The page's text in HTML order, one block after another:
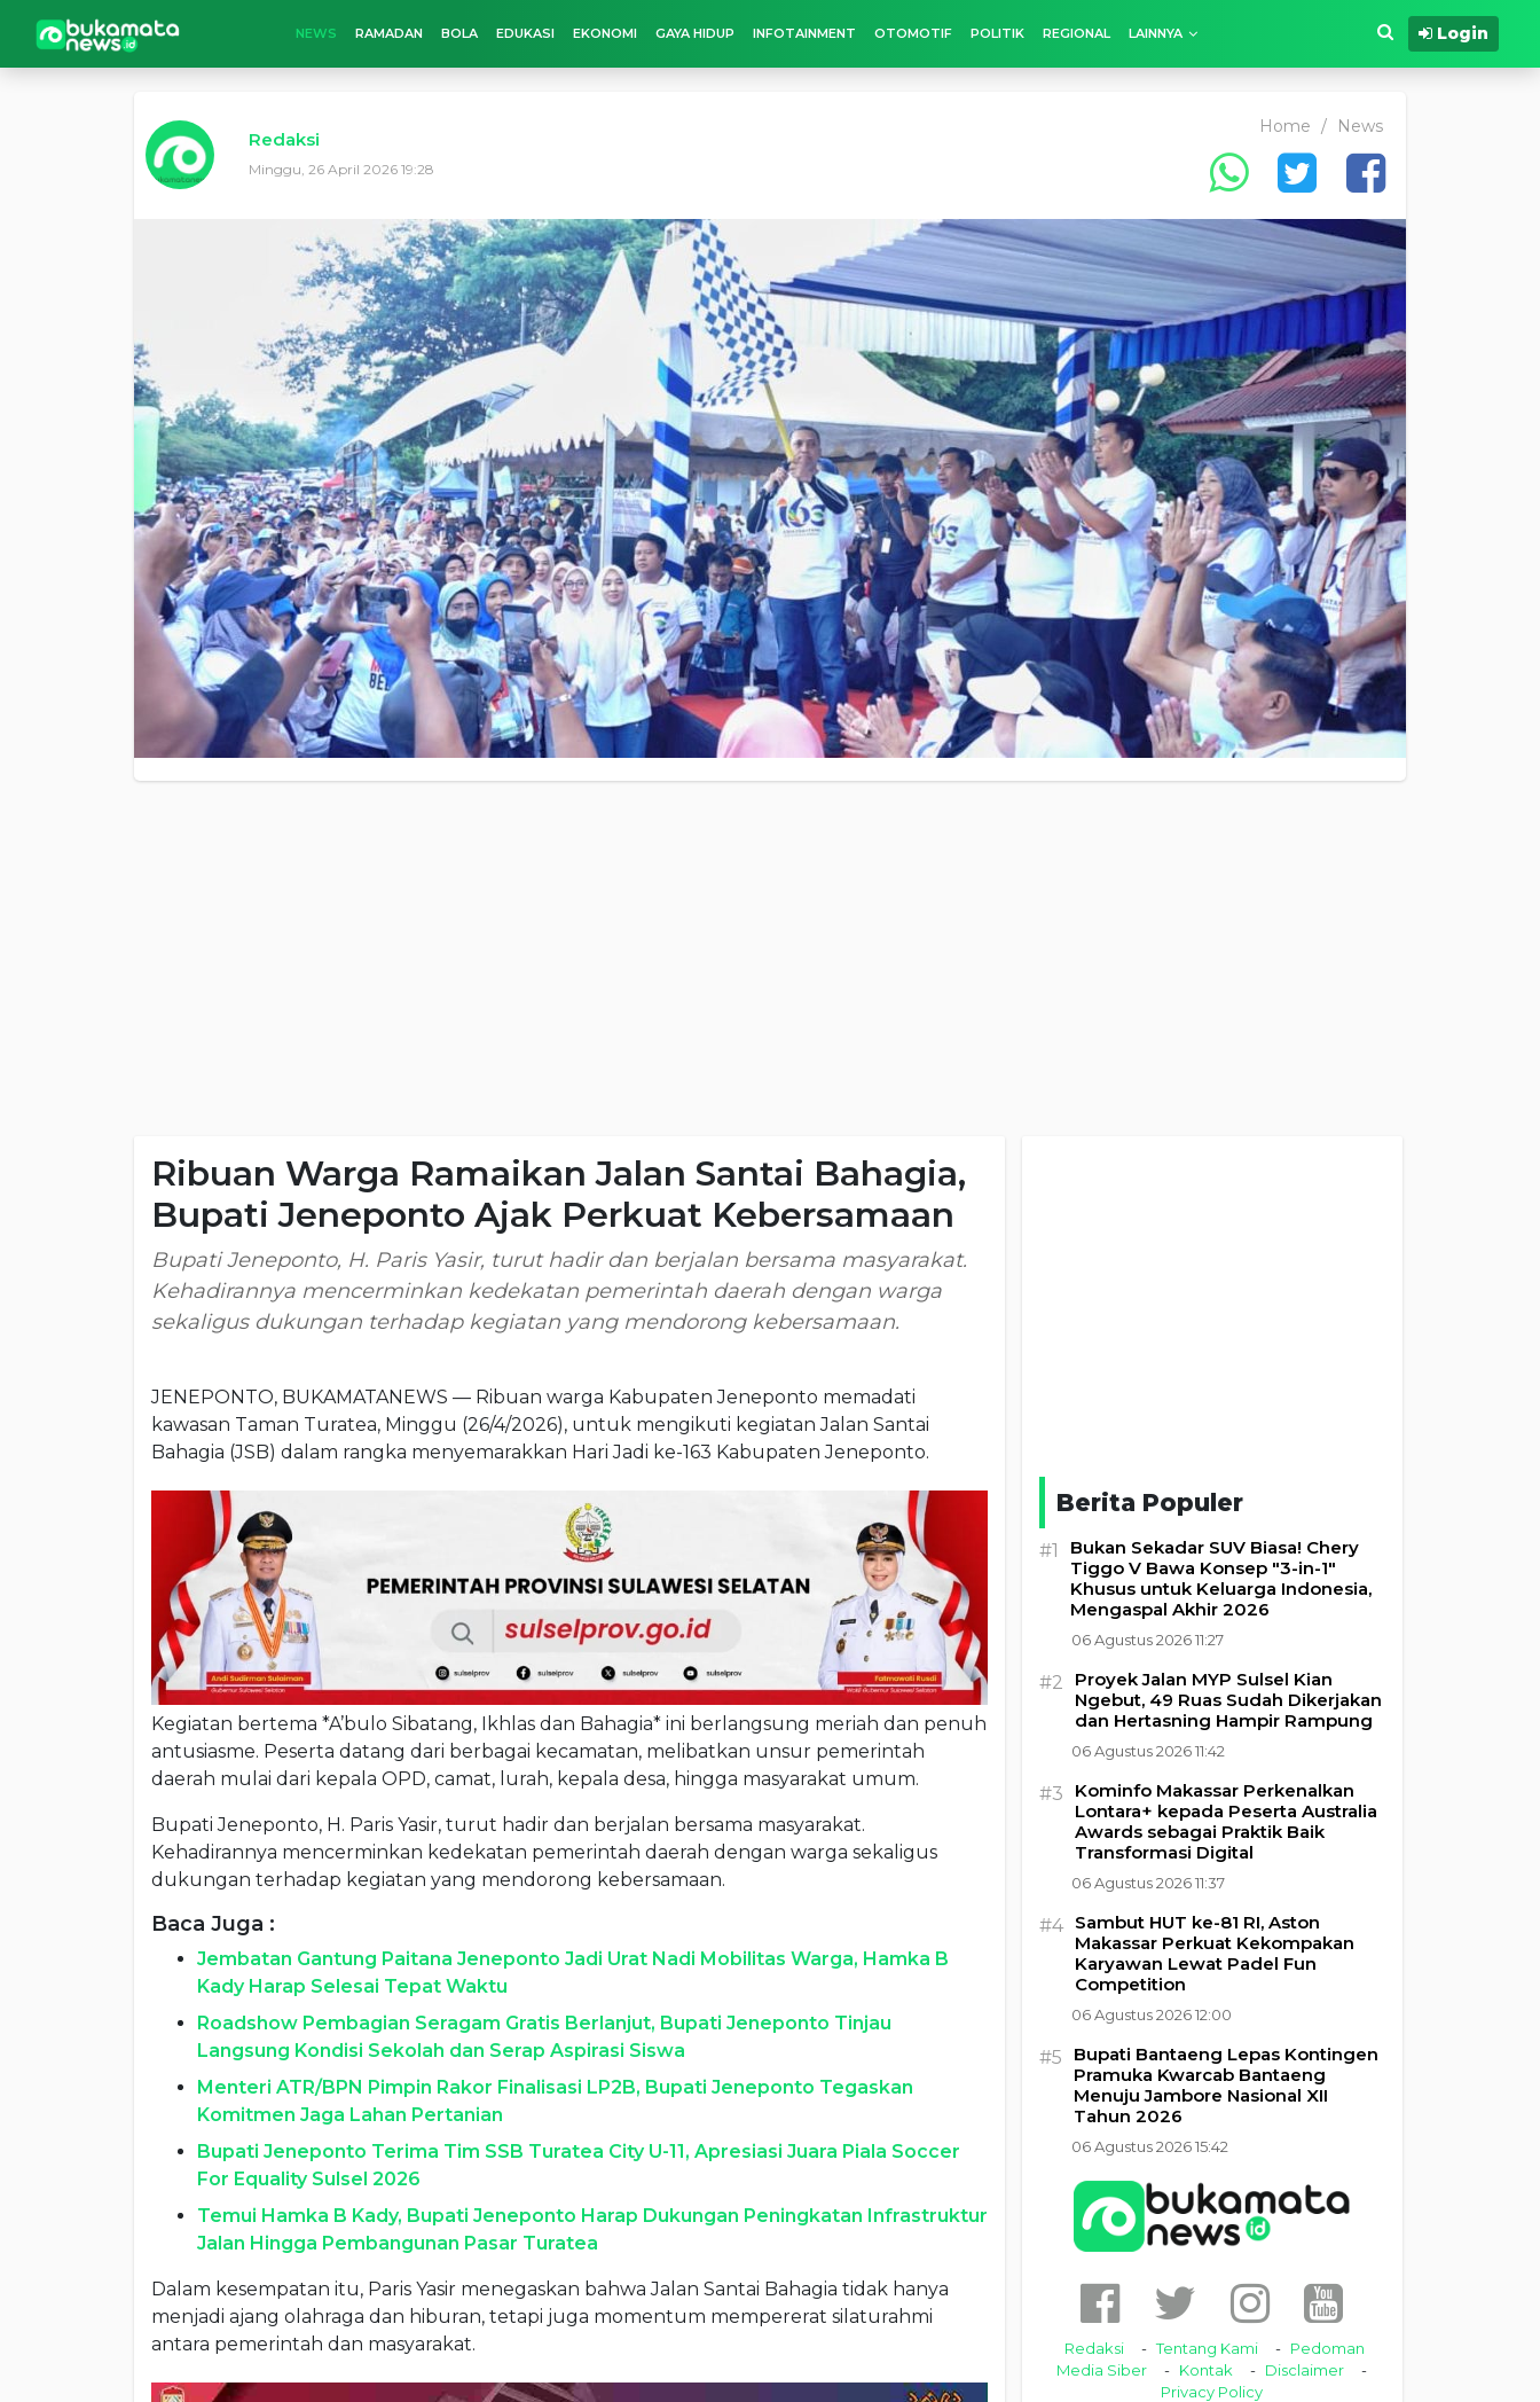
NEWS RAMADAN BOLA EDUKASI EKONOMI GAYA HIDUP INFOTAINMENT OTOMOTIF POLITIK REGIONAL LAINNYA Login
Redaksi
Minggu, 26 April 2026 19:28
Home / News
Ribuan Warga Ramaikan Jalan Santai Bahagia,
Bupati Jeneponto Ajak Perkuat Kebersamaan
Bupati Jeneponto, H. Paris Yasir, turut hadir dan berjalan bersama masyarakat.
Kehadirannya mencerminkan kedekatan pemerintah daerah dengan warga
sekaligus dukungan terhadap kegiatan yang mendorong kebersamaan.
JENEPONTO, BUKAMATANEWS — Ribuan warga Kabupaten Jeneponto memadati
kawasan Taman Turatea, Minggu (26/4/2026), untuk mengikuti kegiatan Jalan Santai
Bahagia (JSB) dalam rangka menyemarakkan Hari Jadi ke-163 Kabupaten Jeneponto.
Kegiatan bertema *A’bulo Sibatang, Ikhlas dan Bahagia* ini berlangsung meriah dan penuh
antusiasme. Peserta datang dari berbagai kecamatan, melibatkan unsur pemerintah
daerah mulai dari kepala OPD, camat, lurah, kepala desa, hingga masyarakat umum.
Bupati Jeneponto, H. Paris Yasir, turut hadir dan berjalan bersama masyarakat.
Kehadirannya mencerminkan kedekatan pemerintah daerah dengan warga sekaligus
dukungan terhadap kegiatan yang mendorong kebersamaan.
Baca Juga :
Jembatan Gantung Paitana Jeneponto Jadi Urat Nadi Mobilitas Warga, Hamka B
Kady Harap Selesai Tepat Waktu
Roadshow Pembagian Seragam Gratis Berlanjut, Bupati Jeneponto Tinjau
Langsung Kondisi Sekolah dan Serap Aspirasi Siswa
Menteri ATR/BPN Pimpin Rakor Finalisasi LP2B, Bupati Jeneponto Tegaskan
Komitmen Jaga Lahan Pertanian
Bupati Jeneponto Terima Tim SSB Turatea City U-11, Apresiasi Juara Piala Soccer
For Equality Sulsel 2026
Temui Hamka B Kady, Bupati Jeneponto Harap Dukungan Peningkatan Infrastruktur
Jalan Hingga Pembangunan Pasar Turatea
Dalam kesempatan itu, Paris Yasir menegaskan bahwa Jalan Santai Bahagia tidak hanya
menjadi ajang olahraga dan hiburan, tetapi juga momentum mempererat silaturahmi
antara pemerintah dan masyarakat.
Berita Populer
#1
Bukan Sekadar SUV Biasa! Chery
Tiggo V Bawa Konsep "3-in-1"
Khusus untuk Keluarga Indonesia,
Mengaspal Akhir 2026
06 Agustus 2026 11:27
#2
Proyek Jalan MYP Sulsel Kian
Ngebut, 49 Ruas Sudah Dikerjakan
dan Hertasning Hampir Rampung
06 Agustus 2026 11:42
#3
Kominfo Makassar Perkenalkan
Lontara+ kepada Peserta Australia
Awards sebagai Praktik Baik
Transformasi Digital
06 Agustus 2026 11:37
#4 Sambut HUT ke-81 RI, Aston
Makassar Perkuat Kekompakan
Karyawan Lewat Padel Fun
Competition
06 Agustus 2026 12:00
#5
Bupati Bantaeng Lepas Kontingen
Pramuka Kwarcab Bantaeng
Menuju Jambore Nasional XII
Tahun 2026
06 Agustus 2026 15:42
Redaksi Tentang Kami
Pedoman
Media Siber
Kontak
Disclaimer
Privacy Policy